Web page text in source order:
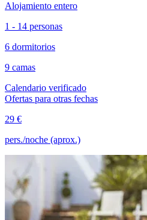
Alojamiento entero
1 - 14 personas
6 dormitorios
9 camas
Calendario verificado
Ofertas para otras fechas
29 €
pers./noche (aprox.)